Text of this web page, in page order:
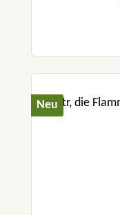
Neu